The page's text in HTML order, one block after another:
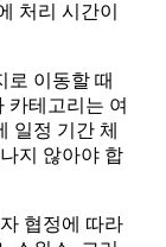
처리 시간이
로 이동할 때
카테고리는 여
일정 기간 체
지 않아야 합
협정에 따라